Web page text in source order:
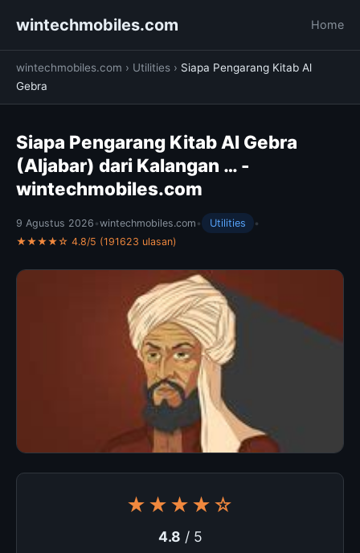
wintechmobiles.com Home
wintechmobiles.com › Utilities › Siapa Pengarang Kitab Al
Gebra
Siapa Pengarang Kitab Al Gebra
(Aljabar) dari Kalangan … -
wintechmobiles.com
9 Agustus 2026 •wintechmobiles.com • Utilities
•
★★★★☆ 4.8/5 (191623 ulasan)
★★★★☆
4.8 / 5